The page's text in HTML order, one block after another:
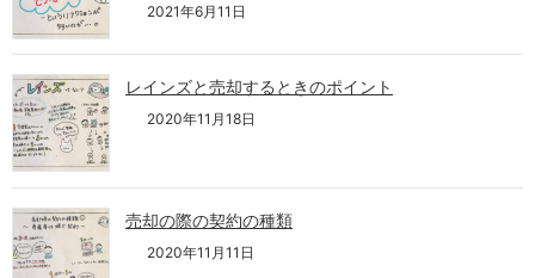
2021年6月11日
レインズと売却するときのポイント
2020年11月18日
売却の際の契約の種類
2020年11月11日